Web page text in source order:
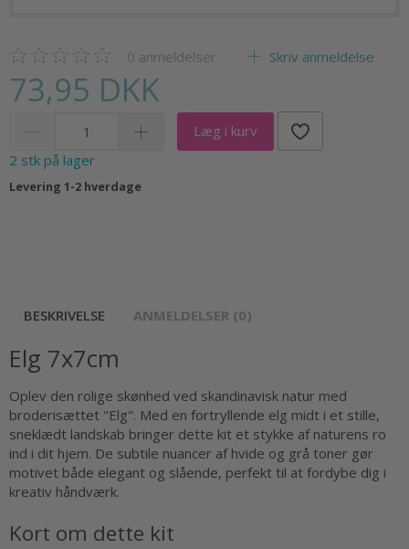
0 anmeldelser Skriv anmeldelse
73,95 DKK
Læg i kurv
2 stk på lager
Levering 1-2 hverdage
BESKRIVELSE ANMELDELSER (0)
Elg 7x7cm
Oplev den rolige skønhed ved skandinavisk natur med
broderisættet "Elg". Med en fortryllende elg midt i et stille,
sneklædt landskab bringer dette kit et stykke af naturens ro
ind i dit hjem. De subtile nuancer af hvide og grå toner gør
motivet både elegant og slående, perfekt til at fordybe dig i
kreativ håndværk.
Kort om dette kit